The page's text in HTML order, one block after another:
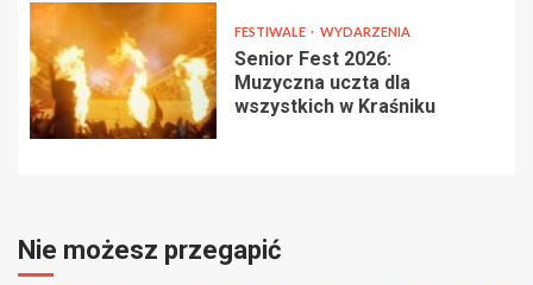
FESTIWALE WYDARZENIA
Senior Fest 2026:
Muzyczna uczta dla
wszystkich w Kraśniku
Nie możesz przegapić